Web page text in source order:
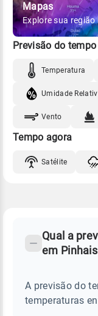
Mapas
Explore sua região
Previsão do tempo
Temperatura
Umidade
Vento
Tempo agora
Satélite
PINHAIS
Perguntas
sobre
chuva
Qual a
em Pinhais
A previsão do
temperaturas